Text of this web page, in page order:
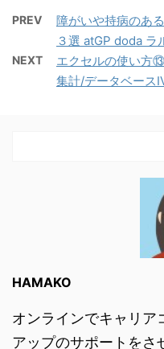
PREV
障がいや持病のあ
３選 atGP doda ラ
NEXT
エクセルの使い方
集計/データベース
HAMAKO
オンラインでキャリア
アップのサポートをさ